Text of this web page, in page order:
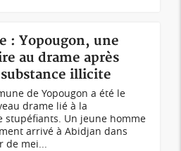
: Yopougon, une
au drame après
illicite
de Yopougon a été le
drame lié à la
stupéfiants. Un jeune homme
arrivé à Abidjan dans
de mei...